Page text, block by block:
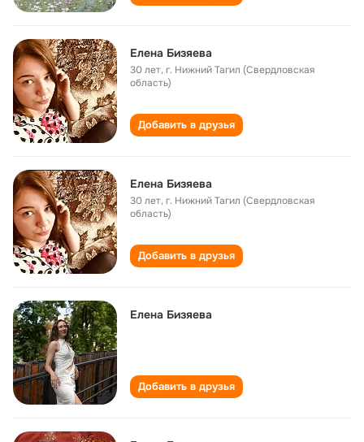
Елена Бизяева
30 лет,г. Нижний Тагил (Свердловская
область)
Добавить в друзья
Елена Бизяева
30 лет,г. Нижний Тагил (Свердловская
область)
Добавить в друзья
Елена Бизяева
Добавить в друзья